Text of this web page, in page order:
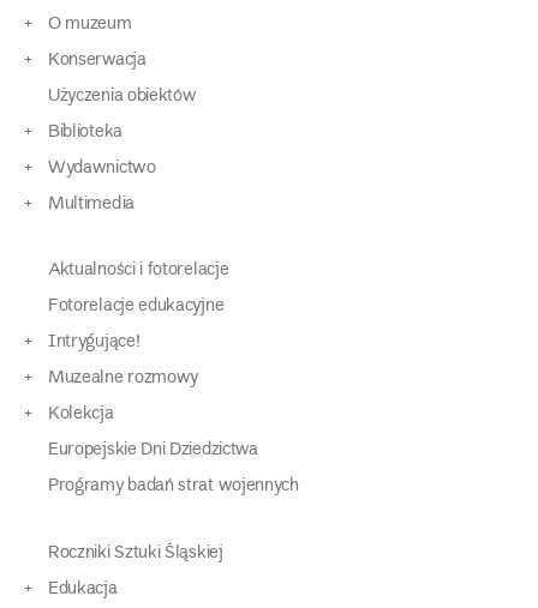
O muzeum
Konserwacja
Użyczenia obiektów
Biblioteka
Wydawnictwo
Multimedia
Aktualności i fotorelacje
Fotorelacje edukacyjne
Intrygujące!
Muzealne rozmowy
Kolekcja
Europejskie Dni Dziedzictwa
Programy badań strat wojennych
Roczniki Sztuki Śląskiej
Edukacja